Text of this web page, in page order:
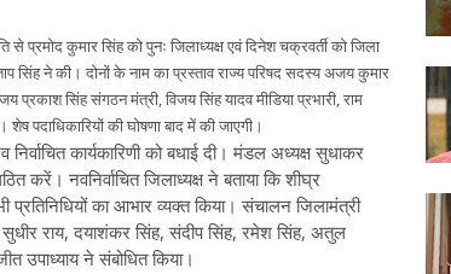
कुमार सिंह को पुनः जिलाध्यक्ष एवं दिनेश चक्रवर्ती को जिला
सिंह ने की। दोनों के नाम का प्रस्ताव राज्य परिषद सदस्य अजय कुमार
प्रकाश सिंह संगठन मंत्री, विजय सिंह यादव मीडिया प्रभारी, राम
पदाधिकारियों की घोषणा बाद में की जाएगी।
कार्यकारिणी को बधाई दी। मंडल अध्यक्ष सुधाकर
करें। नवनिर्वाचित जिलाध्यक्ष ने बताया कि शीघ्र
का आभार व्यक्त किया। संचालन जिलामंत्री
राय, दयाशंकर सिंह, संदीप सिंह, रमेश सिंह, अतुल
उपाध्याय ने संबोधित किया।